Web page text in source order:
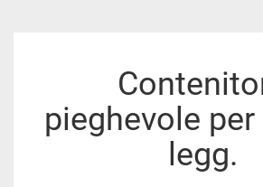
pieghevole
legg.